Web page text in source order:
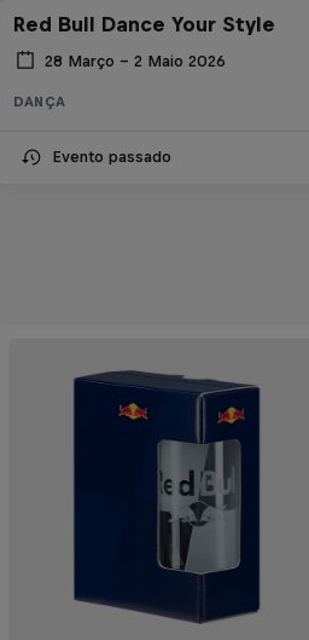
Red Bull Dance Your Style
28 Março – 2 Maio 2026
DANÇA
Evento passado